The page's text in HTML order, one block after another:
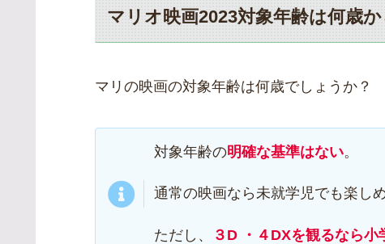
マリオ映画2023対象年齢は何歳か
マリの映画の対象年齢は何歳でしょうか？
対象年齢の明確な基準はない。
通常の映画なら未就学児でも楽し
ただし、 ３D ・４DXを観るなら小